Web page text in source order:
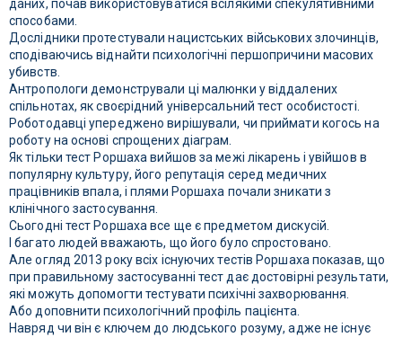
даних, почав використовуватися всілякими спекулятивними
способами.
Дослідники протестували нацистських військових злочинців,
сподіваючись віднайти психологічні першопричини масових
убивств.
Антропологи демонстрували ці малюнки у віддалених
спільнотах, як своєрідний універсальний тест особистості.
Роботодавці упереджено вирішували, чи приймати когось на
роботу на основі спрощених діаграм.
Як тільки тест Роршаха вийшов за межі лікарень і увійшов в
популярну культуру, його репутація серед медичних
працівників впала, і плями Роршаха почали зникати з
клінічного застосування.
Сьогодні тест Роршаха все ще є предметом дискусій.
І багато людей вважають, що його було спростовано.
Але огляд 2013 року всіх існуючих тестів Роршаха показав, що
при правильному застосуванні тест дає достовірні результати,
які можуть допомогти тестувати психічні захворювання.
Або доповнити психологічний профіль пацієнта.
Навряд чи він є ключем до людського розуму, адже не існує